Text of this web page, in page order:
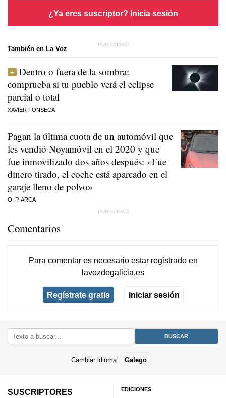
¿Ya eres suscriptor? Inicia sesión
También en La Voz
Dentro o fuera de la sombra:
comprueba si tu pueblo verá el eclipse
parcial o total
XAVIER FONSECA
Pagan la última cuota de un automóvil que
les vendió Noyamóvil en el 2020 y que
fue inmovilizado dos años después: «Fue
dinero tirado, el coche está aparcado en el
garaje lleno de polvo»
O. P. ARCA
Comentarios
Para comentar es necesario estar registradoen
lavozdegalicia.es
Regístrate gratis Iniciar sesión
Cambiar idioma: Galego
SUSCRIPTORES
EDICIONES